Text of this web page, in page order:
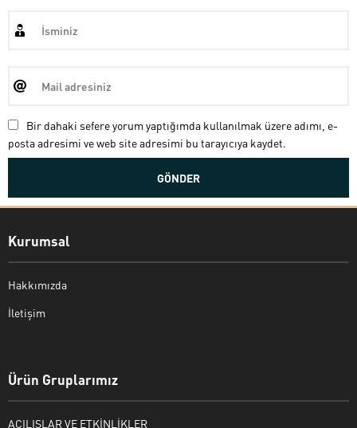
Bir dahaki sefere yorum yaptığımda kullanılmak üzere adımı, e-
posta adresimi ve web site adresimi bu tarayıcıya kaydet.
Kurumsal
Hakkımızda
İletişim
Ürün Gruplarımız
AÇILIŞLAR VE ETKİNLİKLER